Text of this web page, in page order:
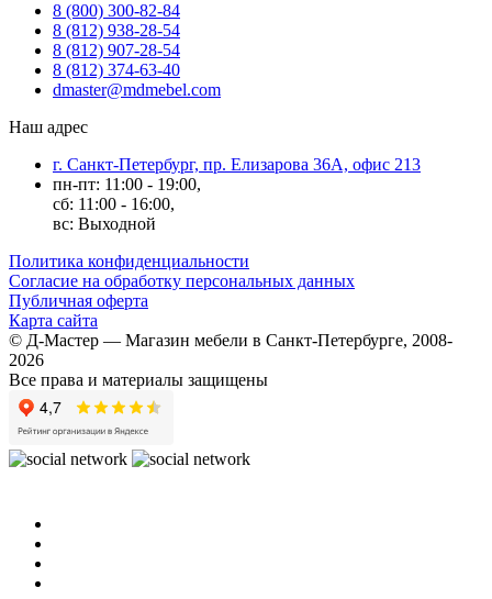
8 (800) 300-82-84
8 (812) 938-28-54
8 (812) 907-28-54
8 (812) 374-63-40
dmaster@mdmebel.com
Наш адрес
г. Санкт-Петербург, пр. Елизарова 36А, офис 213
пн-пт: 11:00 - 19:00,
сб: 11:00 - 16:00,
вс: Выходной
Политика конфиденциальности
Согласие на обработку персональных данных
Публичная оферта
Карта сайта
© Д-Мастер — Магазин мебели в Санкт-Петербурге, 2008-
2026
Все права и материалы защищены